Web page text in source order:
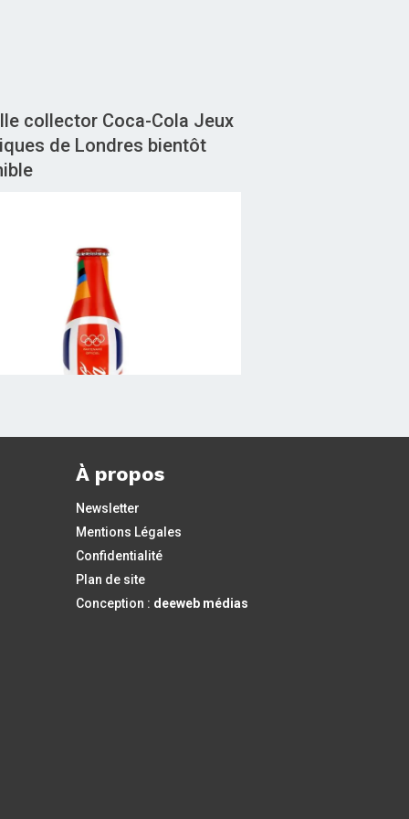
collector Coca-Cola Jeux
de Londres bientôt
À propos
Newsletter
Mentions Légales
Confidentialité
Plan de site
Conception : deeweb médias